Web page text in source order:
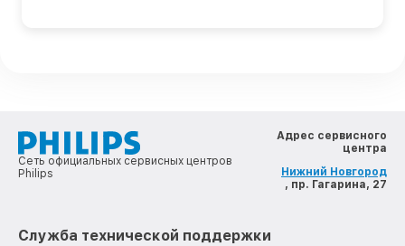
Сеть официальных сервисных центров
Philips
Адрес сервисного
центра
Нижний Новгород
, пр. Гагарина, 27
Служба технической поддержки